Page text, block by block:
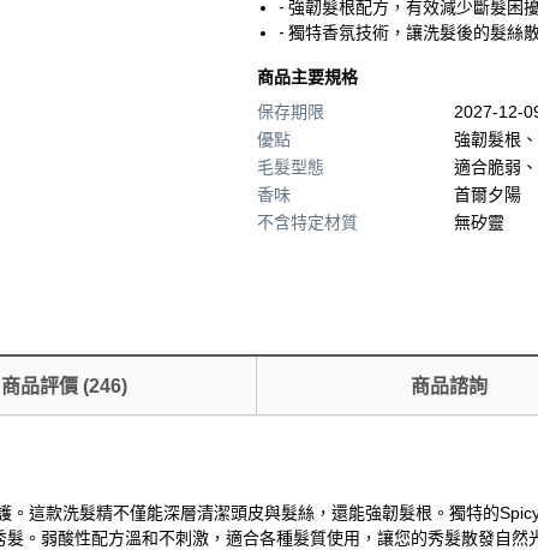
- 強韌髮根配方，有效減少斷髮困
- 獨特香氛技術，讓洗髮後的髮絲
商品主要規格
保存期限
2027-12-
優點
強韌髮根
毛髮型態
適合脆弱
香味
首爾夕陽
不含特定材質
無矽靈
商品評價(246) 商品諮詢
這款洗髮精不僅能深層清潔頭皮與髮絲，還能強韌髮根。獨特的
。弱酸性配方溫和不刺激，適合各種髮質使用，讓您的秀髮散發自然